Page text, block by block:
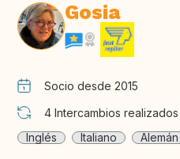
Gosia
Socio desde 2015
4 Intercambios realizados
Inglés
Italiano Alemán